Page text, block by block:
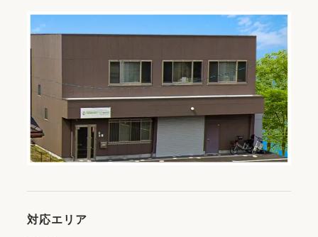
対応エリア